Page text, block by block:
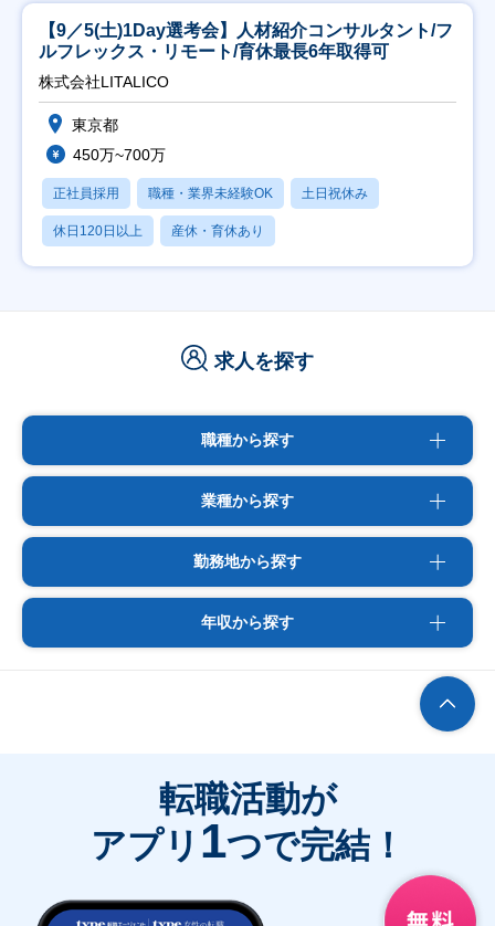
【9／5(土)1Day選考会】人材紹介コンサルタント/フ
ルフレックス・リモート/育休最長6年取得可
株式会社LITALICO
東京都
450万~700万
正社員採用 職種・業界未経験OK 土日祝休み
休日120日以上 産休・育休あり
求人を探す
職種から探す
業種から探す
勤務地から探す
年収から探す
転職活動が
アプリ 1つで完結！